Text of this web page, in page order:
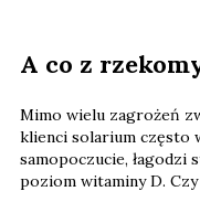
A co z
Mimo wielu zagrożeń
klienci solarium często
samopoczucie, łagodzi
poziom witaminy D.